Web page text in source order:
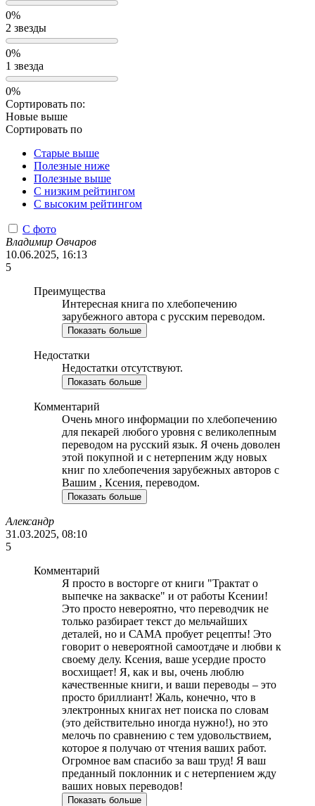
0%
2 звезды
0%
1 звезда
0%
Сортировать по:
Новые выше
Сортировать по
Старые выше
Полезные ниже
Полезные выше
С низким рейтингом
C высоким рейтингом
С фото
Владимир Овчаров
10.06.2025, 16:13
5
Преимущества
Интересная книга по хлебопечению
зарубежного автора с русским переводом.
Показать больше
Недостатки
Недостатки отсутствуют.
Показать больше
Комментарий
Очень много информации по хлебопечению
для пекарей любого уровня с великолепным
переводом на русский язык. Я очень доволен
этой покупной и с нетерпеним жду новых
книг по хлебопечения зарубежных авторов с
Вашим , Ксения, переводом.
Показать больше
Александр
31.03.2025, 08:10
5
Комментарий
Я просто в восторге от книги "Трактат о
выпечке на закваске" и от работы Ксении!
Это просто невероятно, что переводчик не
только разбирает текст до мельчайших
деталей, но и САМА пробует рецепты! Это
говорит о невероятной самоотдаче и любви к
своему делу. Ксения, ваше усердие просто
восхищает! Я, как и вы, очень люблю
качественные книги, и ваши переводы – это
просто бриллиант! Жаль, конечно, что в
электронных книгах нет поиска по словам
(это действительно иногда нужно!), но это
мелочь по сравнению с тем удовольствием,
которое я получаю от чтения ваших работ.
Огромное вам спасибо за ваш труд! Я ваш
преданный поклонник и с нетерпением жду
ваших новых переводов!
Показать больше